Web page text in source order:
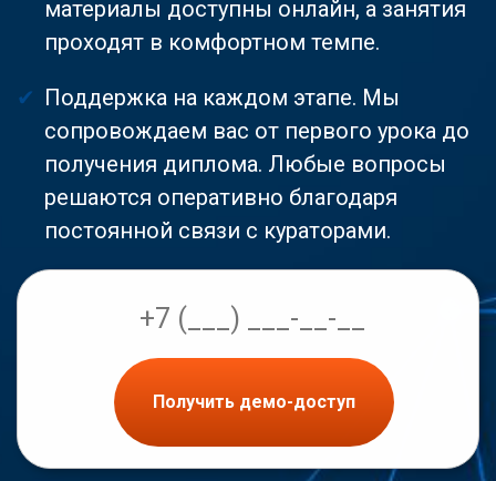
материалы доступны онлайн, а занятия
проходят в комфортном темпе.
Поддержка на каждом этапе. Мы
сопровождаем вас от первого урока до
получения диплома. Любые вопросы
решаются оперативно благодаря
постоянной связи с кураторами.
Получить демо-доступ